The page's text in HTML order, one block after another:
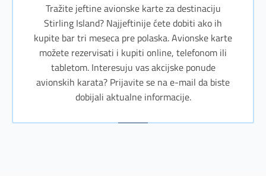
Tražite jeftine avionske karte za destinaciju
Stirling Island? Najjeftinije ćete dobiti ako ih
kupite bar tri meseca pre polaska. Avionske karte
možete rezervisati i kupiti online, telefonom ili
tabletom. Interesuju vas akcijske ponude
avionskih karata? Prijavite se na e-mail da biste
dobijali aktualne informacije.